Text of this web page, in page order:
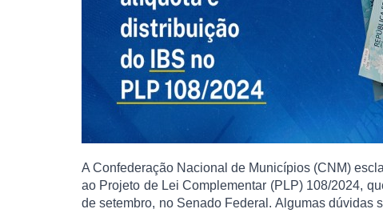
A Confederação Nacional de Municípios (CNM)
ao Projeto de Lei Complementar (PLP) 108/2024,
de setembro, no Senado Federal. Algumas dúvidas